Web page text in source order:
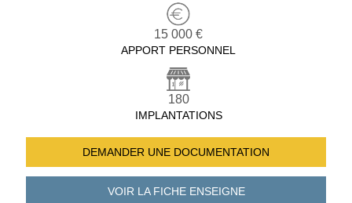
15 000 €
APPORT PERSONNEL
180
IMPLANTATIONS
DEMANDER UNE DOCUMENTATION
VOIR LA FICHEENSEIGNE